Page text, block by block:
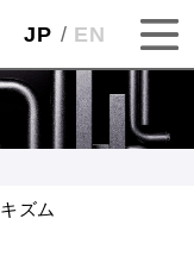
JP EN
ズム